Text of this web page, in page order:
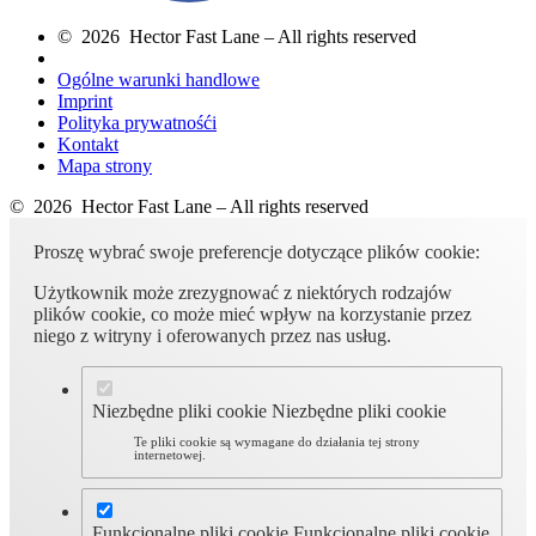
© 2026 Hector Fast Lane – All rights reserved
Ogólne warunki handlowe
Imprint
Polityka prywatnośći
Kontakt
Mapa strony
© 2026 Hector Fast Lane – All rights reserved
Proszę wybrać swoje preferencje dotyczące plików cookie:
Użytkownik może zrezygnować z niektórych rodzajów
plików cookie, co może mieć wpływ na korzystanie przez
niego z witryny i oferowanych przez nas usług.
Niezbędne pliki cookie Niezbędne pliki cookie
Te pliki cookie są wymagane do działania tej strony
internetowej.